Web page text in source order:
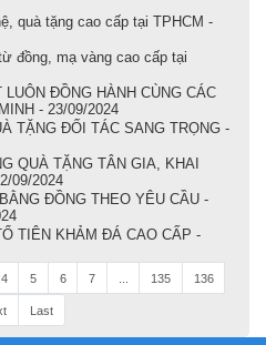
quà tặng cao cấp tại TPHCM -
đồng, mạ vàng cao cấp tại
ĐỒNG HÀNH CÙNG CÁC
- 23/09/2024
TẶNG ĐỐI TÁC SANG TRỌNG -
QUÀ TẶNG TÂN GIA, KHAI
09/2024
ĐỒNG THEO YÊU CẦU -
TIÊN KHẢM ĐÁ CAO CẤP -
4 5 6 7 135 136
Last